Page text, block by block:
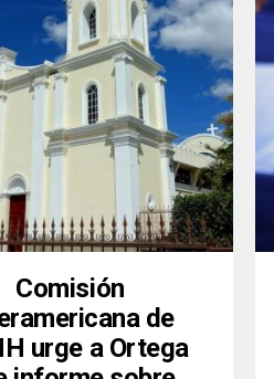
Comisión
de
urge a Ortega